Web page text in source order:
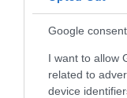
Google
I want to allow
related to
device
Legfrissebb